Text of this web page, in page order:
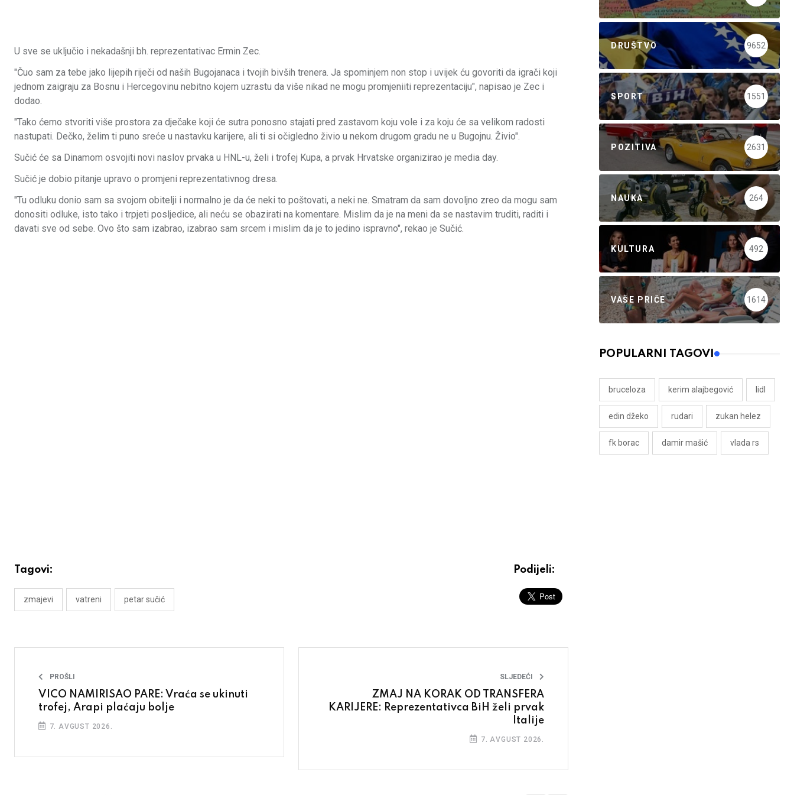
U sve se uključio i nekadašnji bh. reprezentativac Ermin Zec.
"Čuo sam za tebe jako lijepih riječi od naših Bugojanaca i tvojih bivših trenera. Ja spominjem non stop i uvijek ću govoriti da igrači koji
jednom zaigraju za Bosnu i Hercegovinu nebitno kojem uzrastu da više nikad ne mogu promjeniiti reprezentaciju", napisao je Zec i
dodao.
"Tako ćemo stvoriti više prostora za dječake koji će sutra ponosno stajati pred zastavom koju vole i za koju će sa velikom radosti
nastupati. Dečko, želim ti puno sreće u nastavku karijere, ali ti si očigledno živio u nekom drugom gradu ne u Bugojnu. Živio".
Sučić će sa Dinamom osvojiti novi naslov prvaka u HNL-u, želi i trofej Kupa, a prvak Hrvatske organizirao je media day.
Sučić je dobio pitanje upravo o promjeni reprezentativnog dresa.
"Tu odluku donio sam sa svojom obitelji i normalno je da će neki to poštovati, a neki ne. Smatram da sam dovoljno zreo da mogu sam
donositi odluke, isto tako i trpjeti posljedice, ali neću se obazirati na komentare. Mislim da je na meni da se nastavim truditi, raditi i
davati sve od sebe. Ovo što sam izabrao, izabrao sam srcem i mislim da je to jedino ispravno", rekao je Sučić.
Tagovi:
zmajevi vatreni petar sučić
Podijeli:
PROŠLI
VICO NAMIRISAO PARE: Vraća se ukinuti
trofej, Arapi plaćaju bolje
7. AVGUST 2026.
SLJEDEĆI
ZMAJ NA KORAK OD TRANSFERA
KARIJERE: Reprezentativca BiH želi prvak
Italije
7. AVGUST 2026.
DRUŠTVO 9652
SPORT 1551
POZITIVA 2631
NAUKA 264
KULTURA 492
VAŠE PRIČE 1614
POPULARNI TAGOVI
bruceloza kerim alajbegović lidl
edin džeko rudari zukan helez
fk borac damir mašić vlada rs